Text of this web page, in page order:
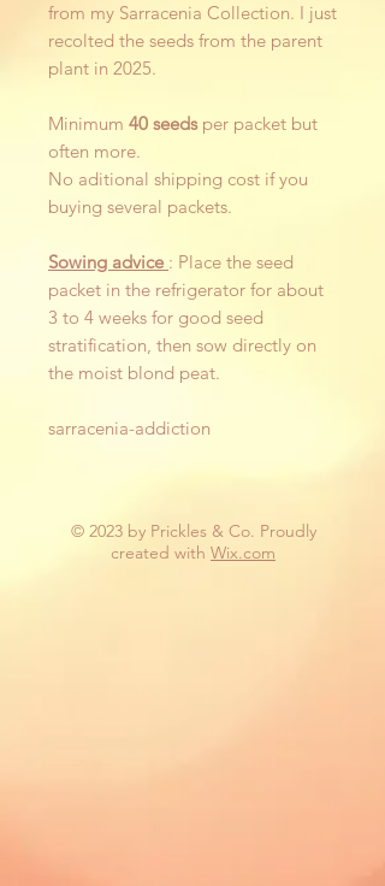
from my Sarracenia Collection. I just
recolted the seeds from the parent
plant in 2025.
Minimum 40 seedsper packet but
often more.
No aditional shipping cost if you
buying several packets.
Sowing advice : Place the seed
packet in the refrigerator for about
3 to 4 weeks for good seed
stratification, then sow directly on
the moist blond peat.
sarracenia-addiction
© 2023 by Prickles & Co. Proudly
created with Wix.com